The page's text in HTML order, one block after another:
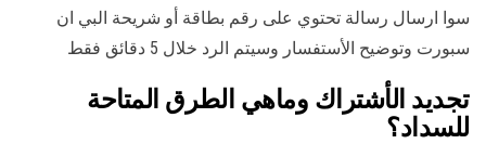
سوا ارسال رسالة تحتوي على رقم بطاقة أو شريحة البي ان
سبورت وتوضيح الأستفسار وسيتم الرد خلال 5 دقائق فقط
تجديد الأشتراك وماهي الطرق المتاحة
للسداد؟